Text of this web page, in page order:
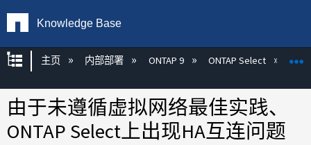
Knowledge Base
扩展/隐缩全局层次
主页 内部部署 ONTAP 9 ONTAP Select
由于未遵循虚拟网络最佳实践、
ONTAP Select上出现HA互连问题